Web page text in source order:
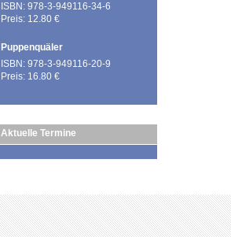
ISBN: 978-3-949116-34-6
Preis: 12.80 €
Puppenquäler
ISBN: 978-3-949116-20-9
Preis: 16.80 €
Aktuelle Termine